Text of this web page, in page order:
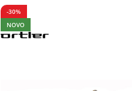
-30%
NOVO